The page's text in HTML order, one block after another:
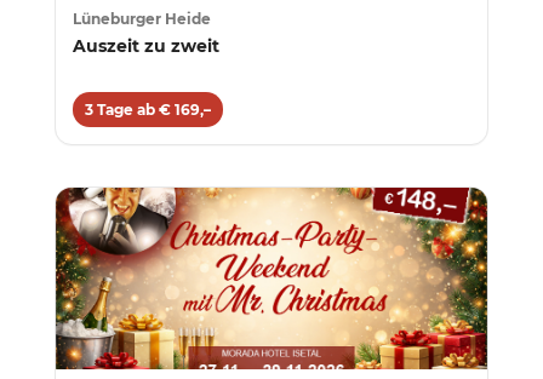
Lüneburger Heide
Auszeit zu zweit
3 Tage ab € 169,–